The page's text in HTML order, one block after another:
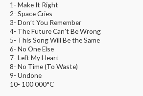
1- Make It Right
2- Space Cries
3- Don’t You Remember
4- The Future Can’t Be Wrong
5- This Song Will Be the Same
6- No One Else
7- Left My Heart
8- No Time (To Waste)
9- Undone
10- 100 000°C